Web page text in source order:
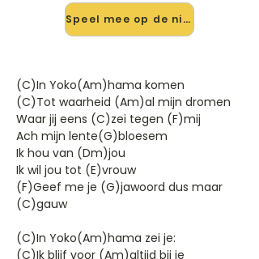
Speel mee op de nieuwe site →
(C)In Yoko(Am)hama komen
(C)Tot waarheid (Am)al mijn dromen
Waar jij eens (C)zei tegen (F)mij
Ach mijn lente(G)bloesem
Ik hou van (Dm)jou
Ik wil jou tot (E)vrouw
(F)Geef me je (G)jawoord dus maar
(C)gauw
(C)In Yoko(Am)hama zei je:
(C)Ik blijf voor (Am)altijd bij je